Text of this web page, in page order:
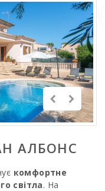
АЛБОНС
комфортне
світла. На